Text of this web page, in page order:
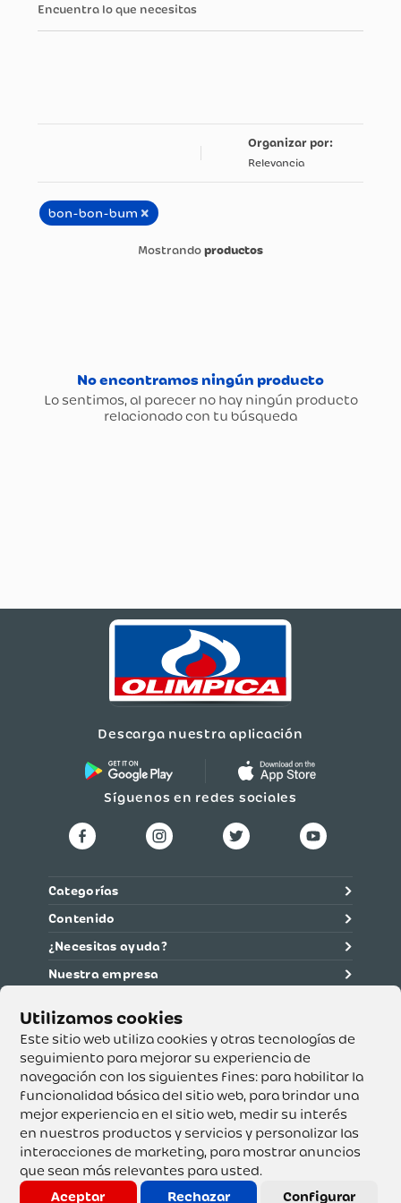
Este sitio web utiliza cookies y otras tecnologías de
seguimiento para mejorar su experiencia de
navegación con los siguientes fines: para habilitar la
funcionalidad básica del sitio web, para brindar una
mejor experiencia en el sitio web, medir su interés
en nuestros productos y servicios y personalizar las
interacciones de marketing, para mostrar anuncios
que sean más relevantes para usted.
Aceptar
Rechazar Configurar
Encuentra lo que necesitas
Relevancia
bon-bon-bum ×
productos
Descarga nuestra aplicación
Síguenos en redes sociales
Categorías
Contenido
¿Necesitas ayuda?
Nuestra empresa
Supertiendas y Drogería Olímpica S.A. - Nit 890.107.487 -
Dirección de notificación: Calle 53 No. 46-192 local 3-01
Teléfono: 3232540999 - Correo:
servicioalcliente@olimpica.com.co
Copyright o Actualización 2023 OLÍMPICA S.A. Derechos
Reservados.